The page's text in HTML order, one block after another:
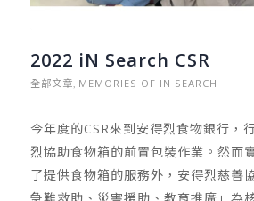
2022 iN Search CSR
全部文章 MEMORIES OF IN SEARCH
今年度的CSR來到安得烈食物銀行，
烈協助食物箱的前置包裝作業。然而
了提供食物箱的服務外，安得烈慈善
急難救助、災害援助、教育推廣」為